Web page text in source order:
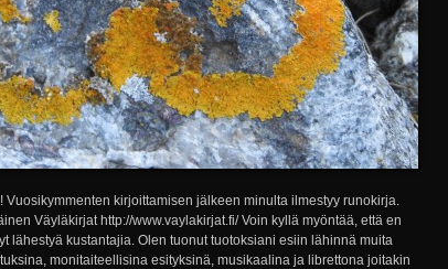
kirjoittamisen jälkeen minulta ilmestyy runokirja.
Väyläkirjat http://www.vaylakirjat.fi/ Voin kyllä myöntää, että en
lähestyä kustantajia. Olen tuonut tuotoksiani esiin lähinnä muita
monitaiteellisina esityksinä, musikaalina ja librettona joitakin